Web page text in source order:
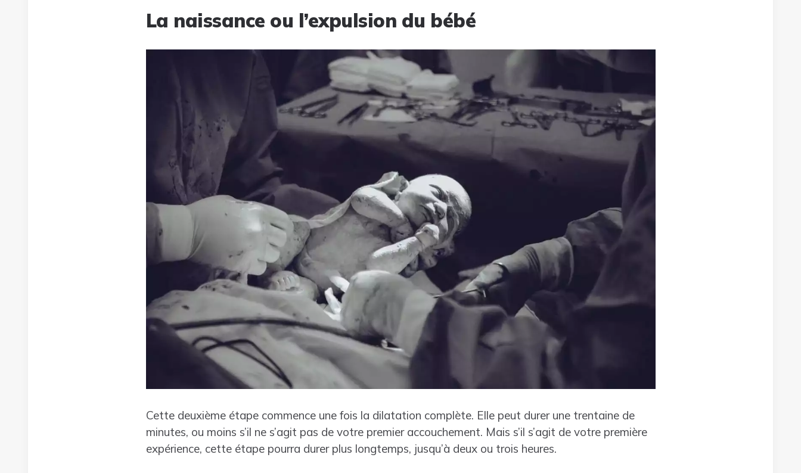
La naissance ou l’expulsion du bébé
Cette deuxième étape commence une fois la dilatation complète. Elle peut durer une trentaine de
minutes, ou moins s’il ne s’agit pas de votre premier accouchement. Mais s’il s’agit de votre première
expérience, cette étape pourra durer plus longtemps, jusqu’à deux ou trois heures.